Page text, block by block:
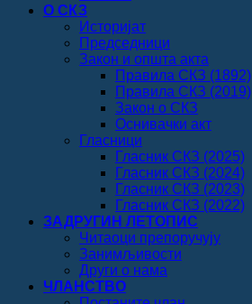
О СКЗ
Историјат
Председници
Закон и општа акта
Правила СКЗ (1892)
Правила СКЗ (2019)
Закон о СКЗ
Оснивачки акт
Гласници
Гласник СКЗ (2025)
Гласник СКЗ (2024)
Гласник СКЗ (2023)
Гласник СКЗ (2022)
ЗАДРУГИН ЛЕТОПИС
Читаоци препоручују
Занимљивости
Други о нама
ЧЛАНСТВО